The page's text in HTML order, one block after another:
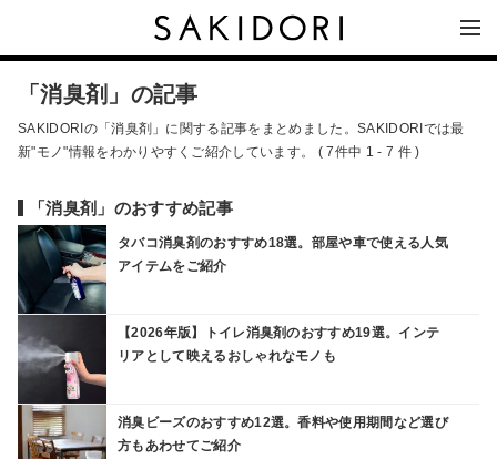
「消臭剤」の記事
SAKIDORIの「消臭剤」に関する記事をまとめました。SAKIDORIでは最
新"モノ"情報をわかりやすくご紹介しています。 ( 7件中 1 - 7 件 )
「消臭剤」のおすすめ記事
タバコ消臭剤のおすすめ18選。部屋や車で使える人気
アイテムをご紹介
【2026年版】トイレ消臭剤のおすすめ19選。インテ
リアとして映えるおしゃれなモノも
消臭ビーズのおすすめ12選。香料や使用期間など選び
方もあわせてご紹介